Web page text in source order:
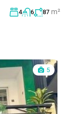
4 6 87 m²
5